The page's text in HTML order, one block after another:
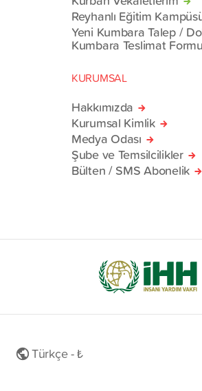
Reyhanlı Eğitim
Yeni Kumbara Talep /
Kumbara Teslimat Formu
KURUMSAL
Hakkımızda
Kurumsal Kimlik
Medya Odası
Şube ve Temsilcilikler
Bülten / SMS Abonelik
Türkçe - ₺